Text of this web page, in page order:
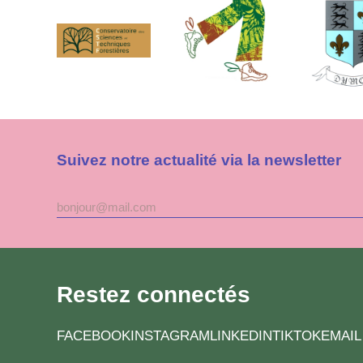
Suivez notre actualité via la newsletter
Adresse
mail
Restez connectés
FACEBOOK INSTAGRAM LINKEDINTIKTOKEMAIL